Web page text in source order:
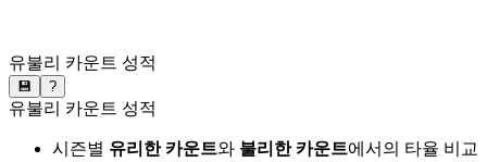
유불리 카운트 성적
💾 ?
유불리 카운트 성적
시즌별 유리한 카운트와 불리한 카운트에서의 타율 비교